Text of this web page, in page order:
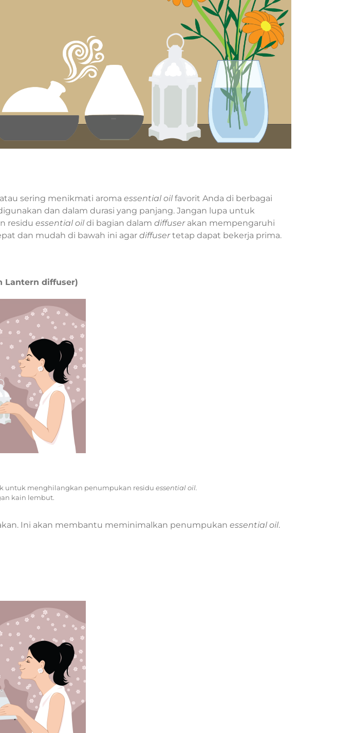
sering menikmati aroma essential oil favorit Anda di berbagai
dan dalam durasi yang panjang. Jangan lupa untuk
residu essential oil di bagian dalam diffuserakan mempengaruhi
dan mudah di bawah ini agar diffusertetap dapat bekerja prima.
Lantern diffuser)
untuk menghilangkan penumpukan residu essential oil.
kain lembut.
Ini akan membantu meminimalkan penumpukan essential oil.